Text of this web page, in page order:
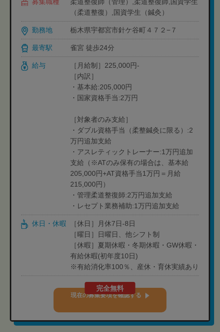
（柔道整復）,国資学生（鍼灸）
勤務地 栃木県宇都宮市針ケ谷町４７２−７
最寄駅 雀宮 徒歩24分
給与
［月給制］225,000円‐
［内訳］
・基本給:205,000円
・国家資格手当:2万円
［対象者のみ支給］
・ダブル資格手当（柔整鍼灸に限る）:2
万円追加支給
・アスレティックトレーナー:1万円追加
支給（※ATのみ保有の場合は、基本給
205,000円+AT資格手当1万円＝月給
215,000円）
・管理柔道整復師:2万円追加支給
・レセプト業務補助:1万円追加支給
休日・休暇
［休日］月休7日-8日
［曜日］日曜日、他シフト制
［休暇］夏期休暇・冬期休暇・GW休暇・
有給休暇(初年度10日)
※有給消化率100％、産休・育休実績あり
完全無料
現在の募集要項を確認する